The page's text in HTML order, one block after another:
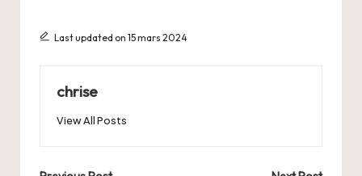
Last updated on 15 mars 2024
chrise
View All Posts